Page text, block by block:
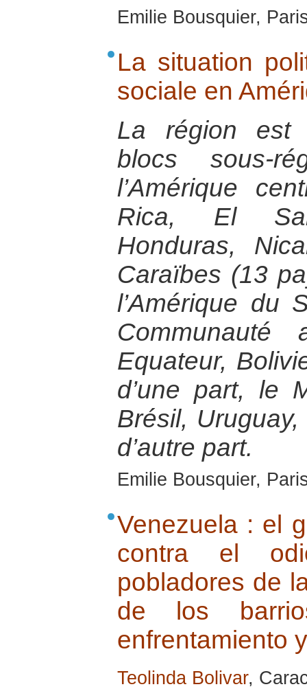
Emilie Bousquier,
La situation
sociale en
La région est
blocs sous-
l’Amérique
Rica, El
Honduras,
Caraïbes (13
l’Amérique du
Communauté
Equateur,
d’une part, le
Brésil,
d’autre part.
Emilie Bousquier,
Venezuela : el
contra el
pobladores de
de los
enfrentamiento
Teolinda Bolivar,